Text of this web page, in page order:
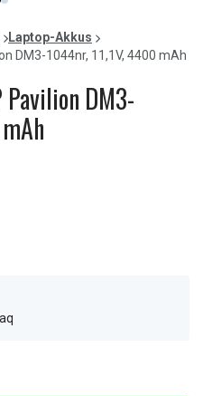
item
1Laptop-Akkus
DM3-1044nr, 11,1V, 4400 mAh
DM3-